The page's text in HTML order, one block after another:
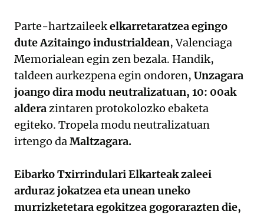
Parte-hartzaileekelkarretaratzea egingo
dute Azitaingo industrialdean, Valenciaga
Memorialean egin zen bezala. Handik,
taldeen aurkezpena egin ondoren, Unzagara
joango dira modu neutralizatuan, 10: 00ak
alderazintaren protokolozko ebaketa
egiteko. Tropela modu neutralizatuan
irtengo daMaltzagara.
Eibarko Txirrindulari Elkarteak zaleei
arduraz jokatzea eta unean uneko
murrizketetara egokitzea gogorarazten die,